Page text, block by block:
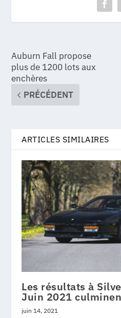
Auburn Fall propose
plus de 1200 lots aux
enchères
PRÉCÉDENT
ARTICLES SIMILAIRES
Les résultats à
Juin 2021
juin 14, 2021